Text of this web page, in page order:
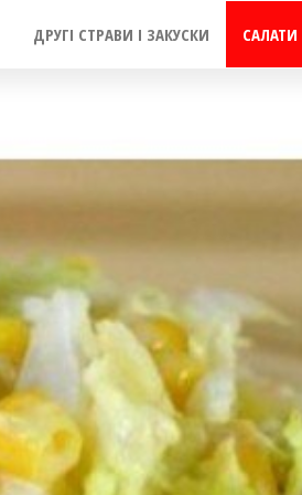
ДРУГІ СТРАВИ І ЗАКУСКИ САЛАТИ